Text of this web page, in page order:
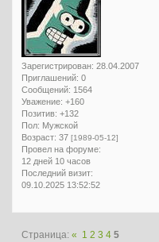
Зарегистрирован: 28.04.2007
Приглашений: 0
Сообщений: 1564
Уважение: +160
Позитив: +132
Пол: Мужской
Возраст: 37 [1989-05-12]
Провел на форуме:
12 дней 10 часов
Последний визит:
09.10.2025 13:52:52
Страница:« 1 2 3 4 5